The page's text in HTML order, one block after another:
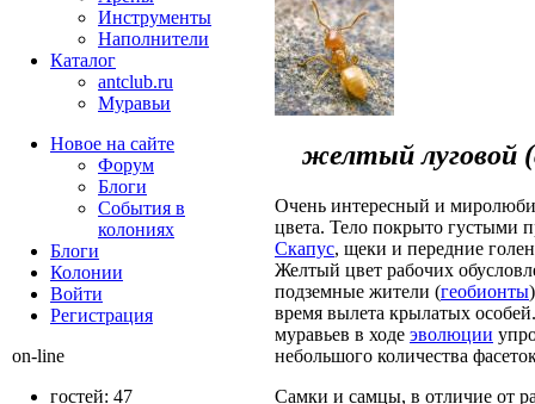
желтый луговой
Очень интересный и
цвета. Тело покрыто густыми
Скапус, щеки и передние
Желтый цвет рабочих
подземные жители (геобионты
время вылета крылатых
муравьев в ходе эволюции
небольшого количества
Самки и самцы, в отличие от
Инструменты
Наполнители
Каталог
antclub.ru
Муравьи
Новое на сайте
Форум
Блоги
События в
колониях
Блоги
Колонии
Войти
Peгиcтpaция
on-line
гостей: 47